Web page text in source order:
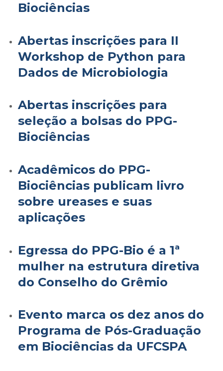
Biociências
Abertas inscrições para II
Workshop de Python para
Dados de Microbiologia
Abertas inscrições para
seleção a bolsas do PPG-
Biociências
Acadêmicos do PPG-
Biociências publicam livro
sobre ureases e suas
aplicações
Egressa do PPG-Bio é a 1ª
mulher na estrutura diretiva
do Conselho do Grêmio
Evento marca os dez anos do
Programa de Pós-Graduação
em Biociências da UFCSPA